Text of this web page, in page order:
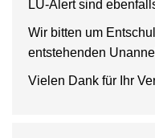
LU-Alert sind
Wir bitten um
entstehenden
Vielen Dank für Ihr